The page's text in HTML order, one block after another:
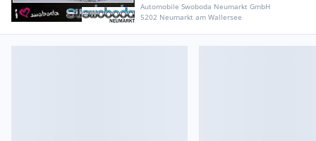
Automobile Swoboda Neumarkt GmbH
5202 Neumarkt am Wallersee